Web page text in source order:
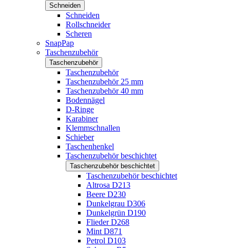
Schneiden
Schneiden
Rollschneider
Scheren
SnapPap
Taschenzubehör
Taschenzubehör
Taschenzubehör
Taschenzubehör 25 mm
Taschenzubehör 40 mm
Bodennägel
D-Ringe
Karabiner
Klemmschnallen
Schieber
Taschenhenkel
Taschenzubehör beschichtet
Taschenzubehör beschichtet
Taschenzubehör beschichtet
Altrosa D213
Beere D230
Dunkelgrau D306
Dunkelgrün D190
Flieder D268
Mint D871
Petrol D103